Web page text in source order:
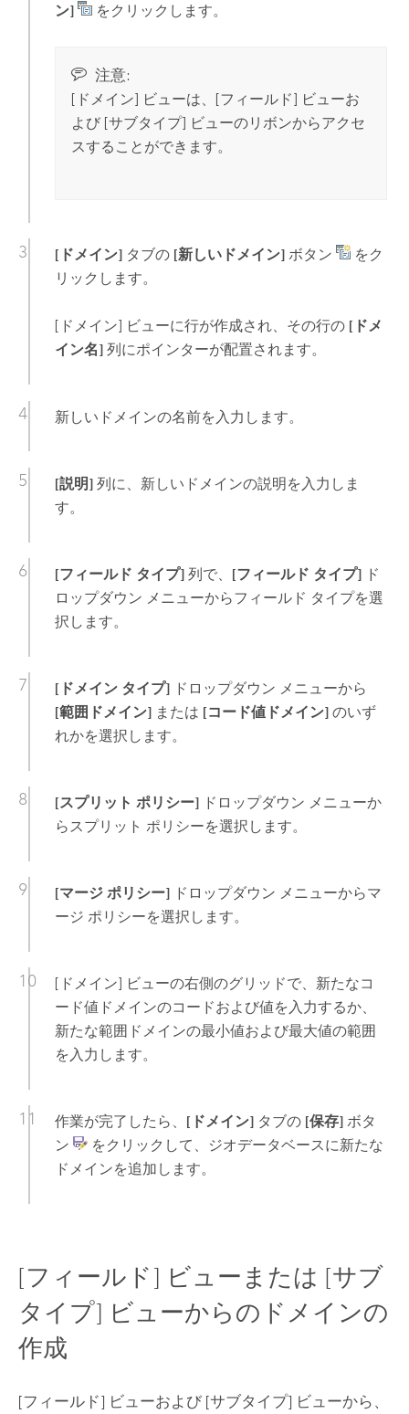
ン] をクリックします。
注意:
[ドメイン] ビューは、[フィールド] ビューお
よび [サブタイプ] ビューのリボンからアクセ
スすることができます。
[ドメイン]タブの [新しいドメイン]ボタン
をク
リックします。
[ドメイン] ビューに行が作成され、その行の [ドメ
イン名]列にポインターが配置されます。
新しいドメインの名前を入力します。
[説明]列に、新しいドメインの説明を入力しま
す。
[フィールド タイプ]列で、 [フィールド タイプ]ド
ロップダウン メニューからフィールド タイプを選
択します。
[ドメイン タイプ]ドロップダウン メニューから
[範囲ドメイン]または [コード値ドメイン]のいず
れかを選択します。
[スプリット ポリシー]ドロップダウン メニューか
らスプリット ポリシーを選択します。
[マージ ポリシー]ドロップダウン メニューからマ
ージ ポリシーを選択します。
[ドメイン] ビューの右側のグリッドで、新たなコ
ード値ドメインのコードおよび値を入力するか、
新たな範囲ドメインの最小値および最大値の範囲
を入力します。
作業が完了したら、 [ドメイン]タブの [保存]ボタ
ン
をクリックして、ジオデータベースに新たな
ドメインを追加します。
[フィールド] ビューまたは [サブ
タイプ] ビューからのドメインの
作成
[フィールド] ビューおよび [サブタイプ] ビューから、